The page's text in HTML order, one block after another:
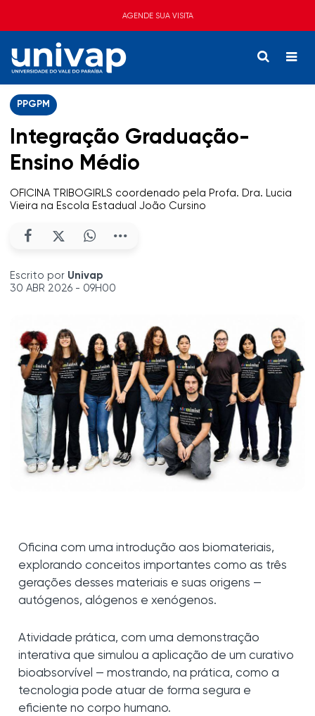
AGENDE SUA VISITA
PPGPM
Integração Graduação-
Ensino Médio
OFICINA TRIBOGIRLS coordenado pela Profa. Dra. Lucia
Vieira na Escola Estadual João Cursino
Escrito por Univap
30 ABR 2026 - 09H00
Oficina com uma introdução aos biomateriais,
explorando conceitos importantes como as três
gerações desses materiais e suas origens —
autógenos, alógenos e xenógenos.
Atividade prática, com uma demonstração
interativa que simulou a aplicação de um curativo
bioabsorvível — mostrando, na prática, como a
tecnologia pode atuar de forma segura e
eficiente no corpo humano.